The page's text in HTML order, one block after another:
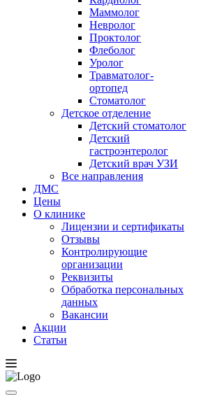
Маммолог
Невролог
Проктолог
Флеболог
Уролог
Травматолог-
ортопед
Стоматолог
Детское отделение
Детский стоматолог
Детский
гастроэнтеролог
Детский врач УЗИ
Все направления
ДМС
Цены
О клинике
Лицензии и сертификаты
Отзывы
Контролирующие
организации
Реквизиты
Обработка персональных
данных
Вакансии
Акции
Статьи